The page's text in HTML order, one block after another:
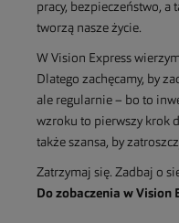
pracy, bezpieczeństwo, a
tworzą nasze życie.
W Vision Express
Dlatego zachęcamy, by
ale regularnie – bo to
wzroku to pierwszy krok
także szansa, by
Zatrzymaj się. Zadbaj o
Do zobaczenia w Vision